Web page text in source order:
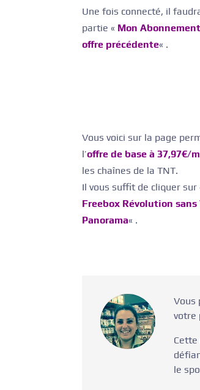
Une fois connecté, il
partie « Mon Abonnement
offre précédente« .
Vous voici sur la page
l’offre de base à 37,97€/
les chaînes de la TNT.
Il vous suffit de cliquer sur
Freebox Révolution sans
Panorama« .
Vous
votre
le